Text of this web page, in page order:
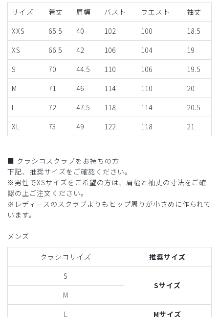
サイズ 着丈 肩幅 バスト ウエスト
袖丈
XXS
65.5 40 102 100
18.5
XS
66.5 42 106 104
19
S
70 44.5 110 106
19.5
M
71 46 114 110
20
L
72 47.5 118 114
20.5
XL
73 49 122 118 21
■ クラシコスクラブをお持ちの方
下記、推奨サイズをご確認ください。
※男性でXSサイズをご希望の方は、肩幅と袖丈の寸法をご確
認の上ご注文ください。
※レディースのスクラブよりもヒップ周りが小さめに作られて
います。
メンズ
クラシコサイズ
推奨サイズ
S
Sサイズ
M
L
Mサイズ